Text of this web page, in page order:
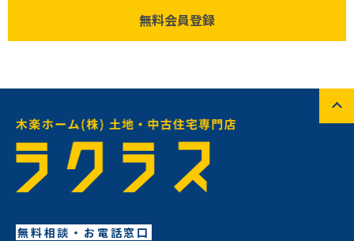
無料会員登録
無料相談・お電話窓口